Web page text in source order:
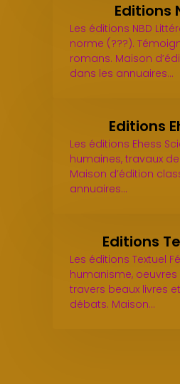
Editions
Les éditions NBD
norme (???).
romans. Maison
dans les annuaires…
Editions
Les éditions Ehess
humaines, travaux
Maison d’édition
annuaires…
Editions
Les éditions Textuel
humanisme,
travers beaux livres
débats. Maison…